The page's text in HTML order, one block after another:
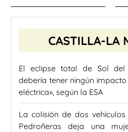
CASTILLA-LA
El eclipse total de Sol
debería tener ningún
eléctrica», según la ESA
La colisión de dos
Pedroñeras deja una